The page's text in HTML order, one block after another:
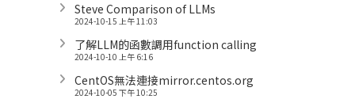
Steve Comparison of LLMs
2024-10-15 上午 11:03
了解LLM的函數調用function calling
2024-10-10 上午 6:16
CentOS無法連接mirror.centos.org
2024-10-05 下午 10:25